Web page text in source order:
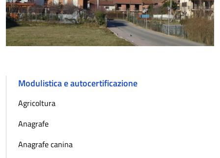
Modulistica e autocertificazione
Agricoltura
Anagrafe
Anagrafe canina